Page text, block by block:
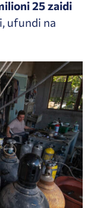
25 zaidi
ufundi na